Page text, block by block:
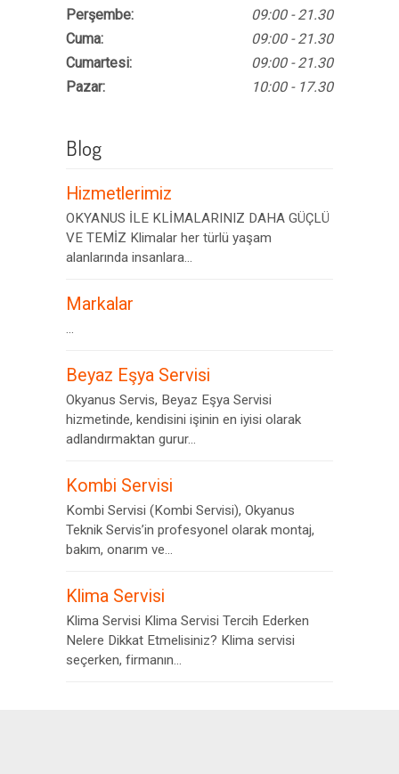
Perşembe:
Cuma:
Cumartesi:
Pazar:
09:00 - 21.30
09:00 - 21.30
09:00 - 21.30
10:00 - 17.30
Blog
Hizmetlerimiz
OKYANUS İLE KLİMALARINIZ DAHA GÜÇLÜ
VE TEMİZ Klimalar her türlü yaşam
alanlarında insanlara...
Markalar
...
Beyaz Eşya Servisi
Okyanus Servis, Beyaz Eşya Servisi
hizmetinde, kendisini işinin en iyisi olarak
adlandırmaktan gurur...
Kombi Servisi
Kombi Servisi (Kombi Servisi), Okyanus
Teknik Servis’in profesyonel olarak montaj,
bakım, onarım ve...
Klima Servisi
Klima Servisi Klima Servisi Tercih Ederken
Nelere Dikkat Etmelisiniz? Klima servisi
seçerken, firmanın...